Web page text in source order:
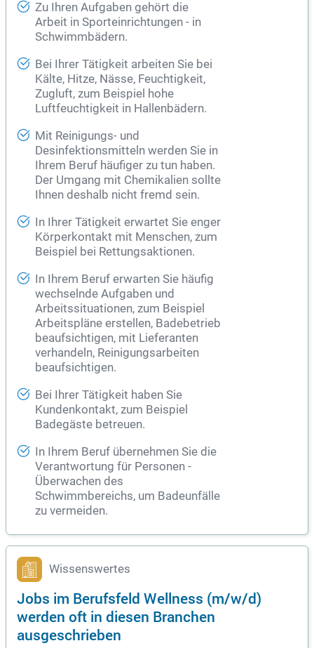
Zu Ihren Aufgaben gehört die
Arbeit in Sporteinrichtungen - in
Schwimmbädern.
Bei Ihrer Tätigkeit arbeiten Sie bei
Kälte, Hitze, Nässe, Feuchtigkeit,
Zugluft, zum Beispiel hohe
Luftfeuchtigkeit in Hallenbädern.
Mit Reinigungs- und
Desinfektionsmitteln werden Sie in
Ihrem Beruf häufiger zu tun haben.
Der Umgang mit Chemikalien sollte
Ihnen deshalb nicht fremd sein.
In Ihrer Tätigkeit erwartet Sie enger
Körperkontakt mit Menschen, zum
Beispiel bei Rettungsaktionen.
In Ihrem Beruf erwarten Sie häufig
wechselnde Aufgaben und
Arbeitssituationen, zum Beispiel
Arbeitspläne erstellen, Badebetrieb
beaufsichtigen, mit Lieferanten
verhandeln, Reinigungsarbeiten
beaufsichtigen.
Bei Ihrer Tätigkeit haben Sie
Kundenkontakt, zum Beispiel
Badegäste betreuen.
In Ihrem Beruf übernehmen Sie die
Verantwortung für Personen -
Überwachen des
Schwimmbereichs, um Badeunfälle
zu vermeiden.
Wissenswertes
Jobs im Berufsfeld Wellness (m/w/d)
werden oft in diesen Branchen
ausgeschrieben